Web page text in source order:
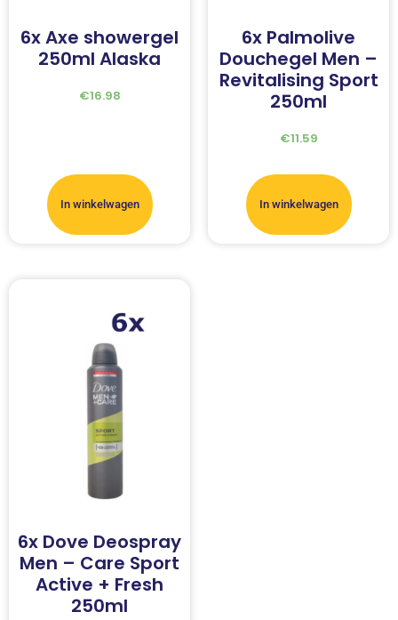
6x Axe showergel
250ml Alaska
€16.98
In winkelwagen
6x Palmolive
Douchegel Men –
Revitalising Sport
250ml
€11.59
In winkelwagen
6x Dove Deospray
Men – Care Sport
Active + Fresh
250ml